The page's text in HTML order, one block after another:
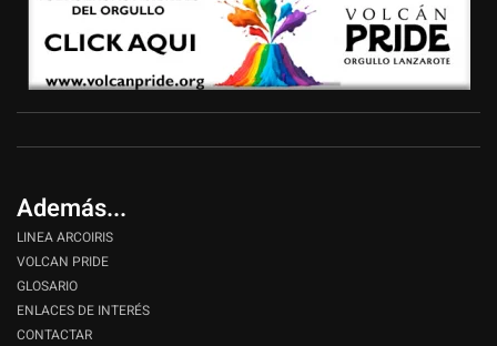
Además...
LINEA ARCOIRIS
VOLCAN PRIDE
GLOSARIO
ENLACES DE INTERÉS
CONTACTAR